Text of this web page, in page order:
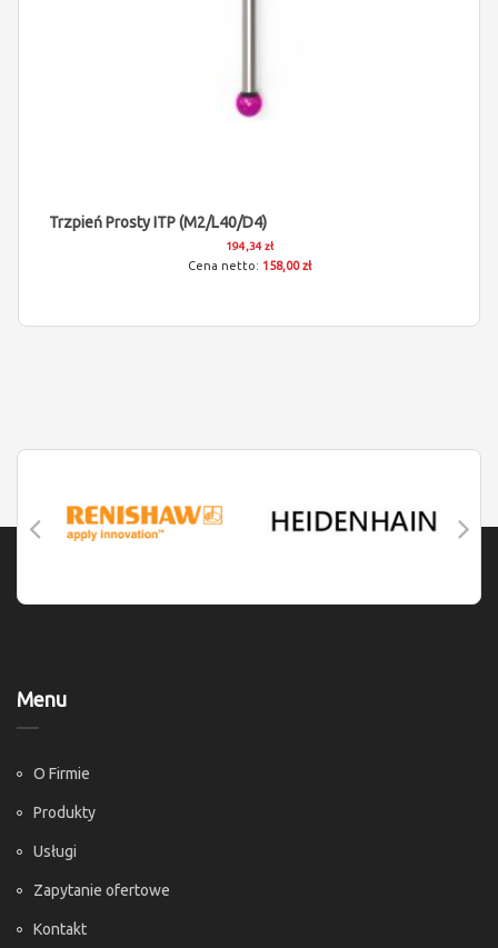
Trzpień Prosty ITP (M2/L40/D4)
194,34 zł
158,00 zł
Menu
O Firmie
Produkty
Usługi
Zapytanie ofertowe
Kontakt